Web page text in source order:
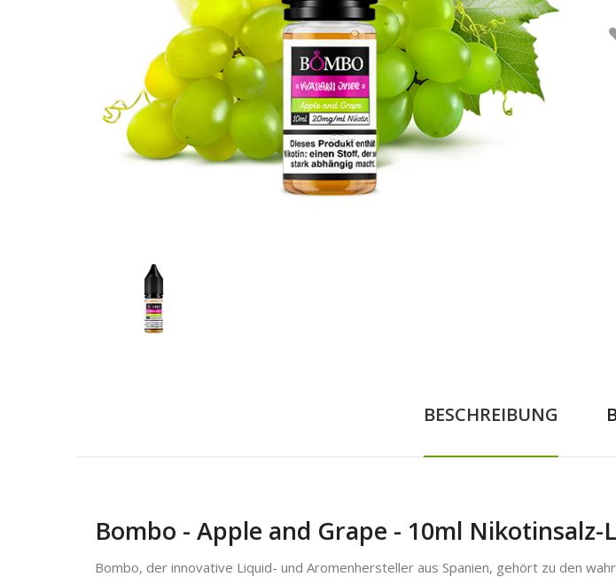
BESCHREIBUNG
Bombo - Apple and Grape - 10ml
Bombo, der innovative Liquid- und Aromenhersteller aus Spanien, gehört zu den